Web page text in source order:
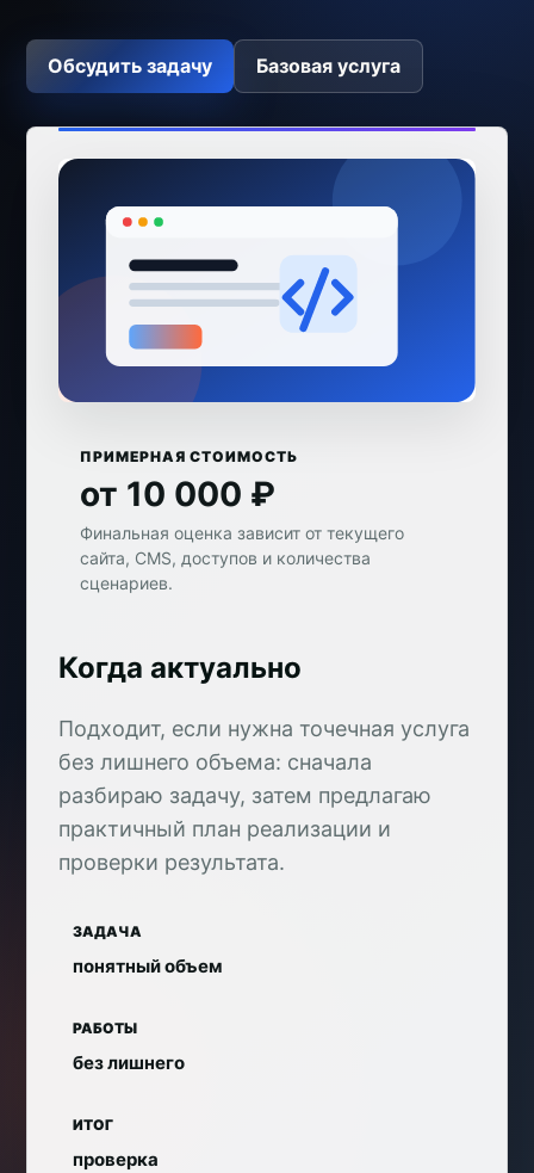
Обсудить задачу Базовая услуга
ПРИМЕРНАЯ СТОИМОСТЬ
от 10 000 ₽
Финальная оценка зависит от текущего
сайта, CMS, доступов и количества
сценариев.
Когда актуально
Подходит, если нужна точечная услуга
без лишнего объема: сначала
разбираю задачу, затем предлагаю
практичный план реализации и
проверки результата.
ЗАДАЧА
понятный объем
РАБОТЫ
без лишнего
ИТОГ
проверка